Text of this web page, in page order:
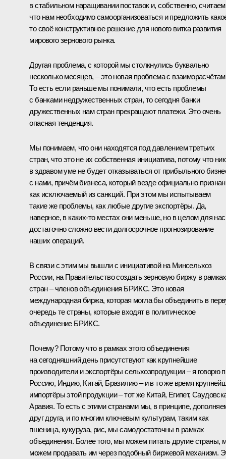
в стабильном наращивании поставок и, собственно,
что нам необходимо самоорганизоваться и предложить
то своё конструктивное решение для нового витка развития
мирового зернового рынка.
Другая проблема, с которой мы столкнулись буквально
несколько месяцев, – это новая проблема с
То есть если раньше мы понимали, что есть проблемы
с банками недружественных стран, то сегодня банки
дружественных нам стран прекращают платежи. Это очень
опасная тенденция.
Мы понимаем, что они находятся под давлением третьих
стран, что это не их собственная инициатива, потому что
в здравом уме не будет отказываться от прибыльного
с нами, причём бизнеса, который везде официально признан
как исключаемый из санкций. При этом мы испытываем
такие же проблемы, как любые другие экспортёры. Да,
наверное, в каких-то местах они меньше, но в целом для нас
достаточно сложно вести долгосрочное прогнозирование
наших операций.
В связи с этим мы вышли с инициативой на Минсельхоз
России, на Правительство создать зерновую биржу в рамках
стран – членов объединения БРИКС. Это новая
международная биржа, которая могла бы объединить в
очередь те страны, которые входят в политическое
объединение БРИКС.
Почему? Потому что в рамках этого объединения
на сегодняшний день присутствуют как крупнейшие
производители и экспортёры сельхозпродукции – я говорю
Россию, Индию, Китай, Бразилию – и в то же время
импортёры этой продукции – тот же Китай, Египет,
Аравия. То есть с этими странами мы, в принципе,
друг друга, и по многим ключевым культурам, таким как
пшеница, кукуруза, рис, мы самодостаточны в рамках
объединения. Более того, мы можем питать другие страны,
можем продавать им через подобный биржевой механизм.